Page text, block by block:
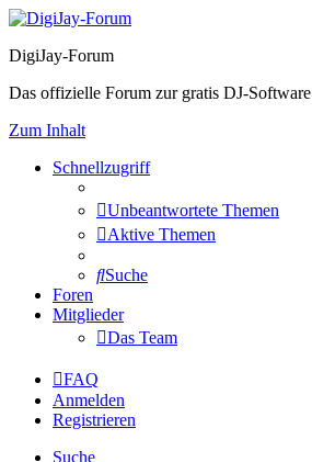
DigiJay-Forum
Das offizielle Forum zur gratis DJ-Software
Zum Inhalt
Schnellzugriff
Unbeantwortete Themen
Aktive Themen
Suche
Foren
Mitglieder
Das Team
FAQ
Anmelden
Registrieren
Suche